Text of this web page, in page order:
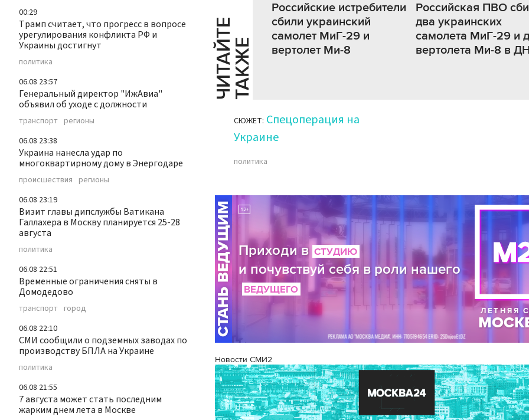
00:29
Трамп считает, что прогресс в вопросе
урегулирования конфликта РФ и
Украины достигнут
политика
06.08 23:57
Генеральный директор "ИжАвиа"
объявил об уходе с должности
транспорт регионы
06.08 23:38
Украина нанесла удар по
многоквартирному дому в Энергодаре
происшествия регионы
06.08 23:19
Визит главы дипслужбы Ватикана
Галлахера в Москву планируется 25-28
августа
политика
06.08 22:51
Временные ограничения сняты в
Домодедово
транспорт город
06.08 22:10
СМИ сообщили о подземных заводах по
производству БПЛА на Украине
политика
06.08 21:55
7 августа может стать последним
жарким днем лета в Москве
Ч
И
Т
АЙ
Т
Е
Т
А
К
ЖЕ
Российские истребители
сбили украинский
самолет МиГ-29 и
вертолет Ми-8
Российская ПВО
два украинских
самолета МиГ-29 и
вертолета Ми-8 в
СЮЖЕТ: Спецоперация на
Украине
политика
Новости СМИ2